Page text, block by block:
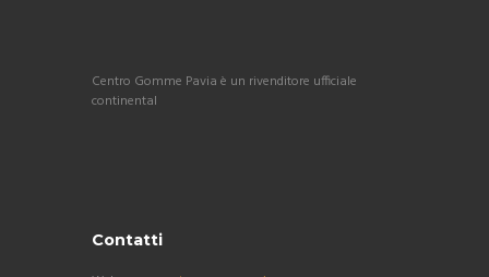
Centro Gomme Pavia è un rivenditore ufficiale
continental
Contatti